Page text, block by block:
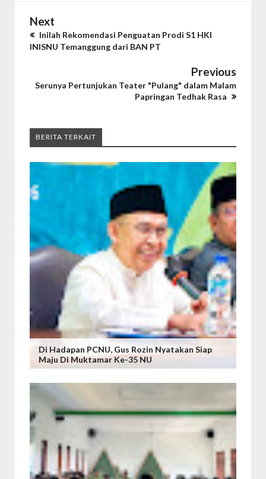
Next
Inilah Rekomendasi Penguatan Prodi S1 HKI
INISNU Temanggung dari BAN PT
Previous
Serunya Pertunjukan Teater "Pulang" dalam Malam
Papringan Tedhak Rasa
BERITA TERKAIT
Di Hadapan PCNU, Gus Rozin Nyatakan Siap
Maju Di Muktamar Ke-35 NU